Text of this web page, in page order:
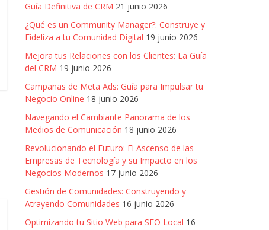
Guía Definitiva de CRM 21 junio 2026
¿Qué es un Community Manager?: Construye y
Fideliza a tu Comunidad Digital 19 junio 2026
Mejora tus Relaciones con los Clientes: La Guía
del CRM 19 junio 2026
Campañas de Meta Ads: Guía para Impulsar tu
Negocio Online 18 junio 2026
Navegando el Cambiante Panorama de los
Medios de Comunicación 18 junio 2026
Revolucionando el Futuro: El Ascenso de las
Empresas de Tecnología y su Impacto en los
Negocios Modernos 17 junio 2026
Gestión de Comunidades: Construyendo y
Atrayendo Comunidades 16 junio 2026
Optimizando tu Sitio Web para SEO Local 16